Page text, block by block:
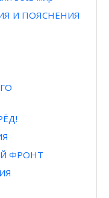
И ПОЯСНЕНИЯ
ФРОНТ